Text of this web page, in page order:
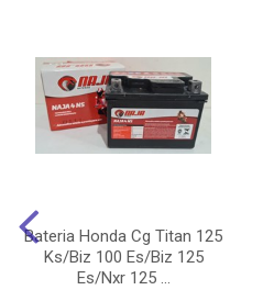
Bateria Honda Cg Titan 125
Ks/Biz 100 Es/Biz 125
Es/Nxr 125 ...